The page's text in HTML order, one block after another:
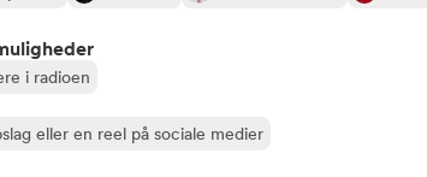
i radioen
eller en reel på sociale medier